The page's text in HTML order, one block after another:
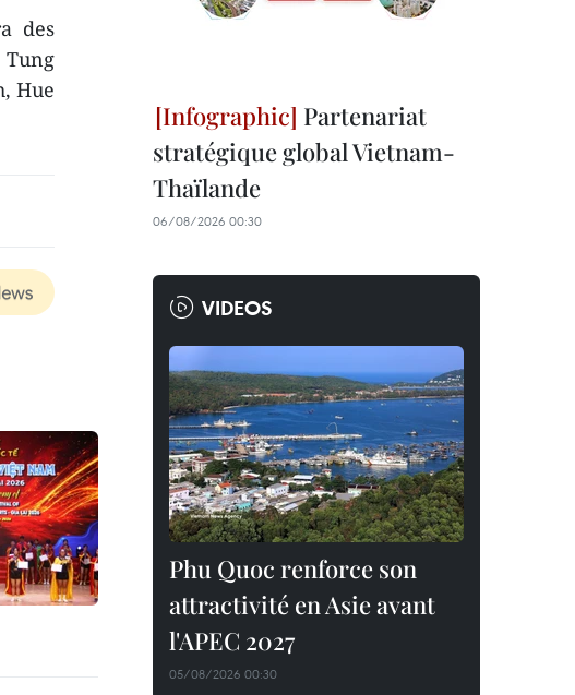
des
Hue
Partenariat
stratégique global Vietnam-
Thaïlande
06/08/2026 00:30
VIDEOS
Phu Quoc renforce son
attractivité en Asie avant
l'APEC 2027
05/08/2026 00:30